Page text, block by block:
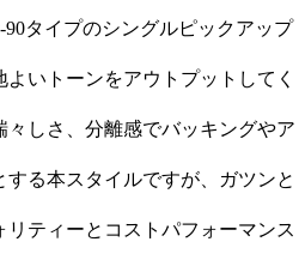
タイプのシングルピックアップ
いトーンをアウトプットしてく
々しさ、分離感でバッキングやア
する本スタイルですが、ガツンと
リティーとコストパフォーマンス